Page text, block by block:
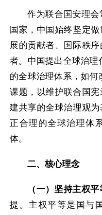
作为联合国安理
国家，中国始终坚定
展的贡献者、国际秩
者。中国提出全球治理
的全球治理体系，如何
课题，以维护联合国
建共享的全球治理观
正合理的全球治理体
体。
二、核心理念
（一）坚持主权
提。主权平等是国与